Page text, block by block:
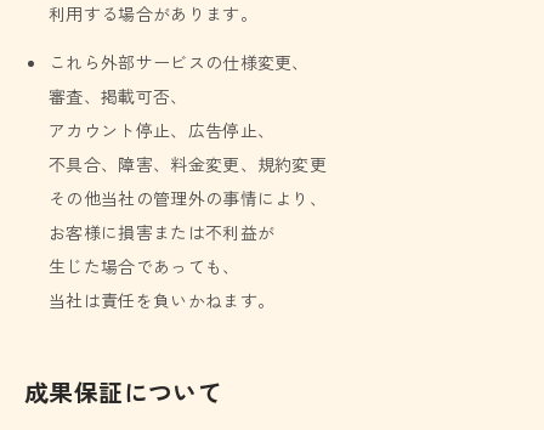
利用する場合があります。
これら外部サービスの仕様変更、
審査、掲載可否、
アカウント停止、広告停止、
不具合、障害、料金変更、規約変更
その他当社の管理外の事情により、
お客様に損害または不利益が
生じた場合であっても、
当社は責任を負いかねます。
成果保証について